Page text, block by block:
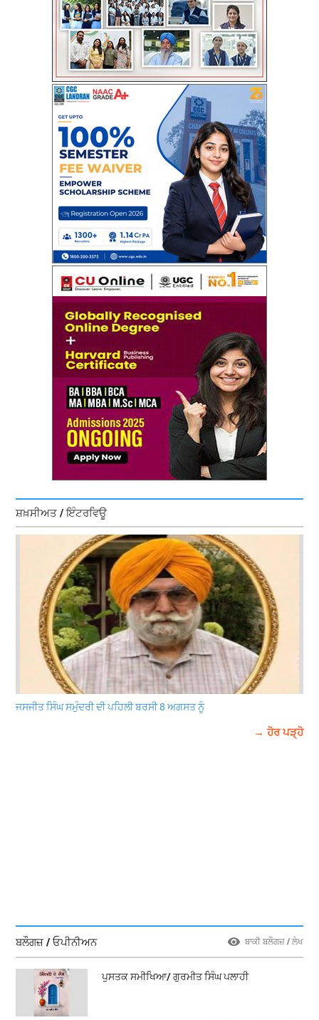
ਸ਼ਖ਼ਸੀਅਤ / ਇੰਟਰਵਿਊ
ਜਸਜੀਤ ਸਿੰਘ ਸਮੁੰਦਰੀ ਦੀ ਪਹਿਲੀ ਬਰਸੀ 8 ਅਗਸਤ ਨੂੰ
→ ਹੋਰ ਪੜ੍ਹੋ
ਬਲੌਗਜ਼ / ਓਪੀਨੀਅਨ ਬਾਕੀ ਬਲੌਗਜ਼ / ਲੇਖ
ਪੁਸਤਕ ਸਮੀਖਿਆ/ ਗੁਰਮੀਤ ਸਿੰਘ ਪਲਾਹੀ